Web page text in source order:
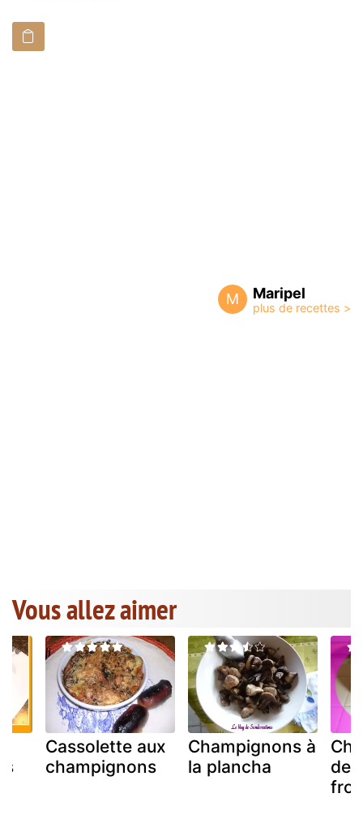
M Maripel
Vous allez aimer
Cassolette aux
champignons
Champignons à
la plancha
de